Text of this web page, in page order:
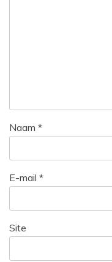
Naam *
E-mail *
Site